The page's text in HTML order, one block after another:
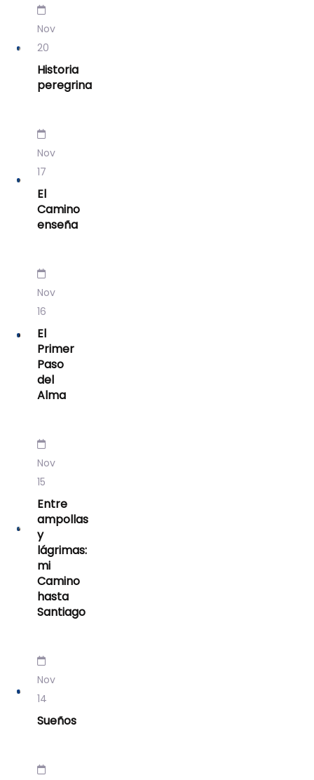
Nov
20
Historia
peregrina
Nov
17
El
Camino
enseña
Nov
16
El
Primer
Paso
del
Alma
Nov
15
Entre
ampollas
y
lágrimas:
mi
Camino
hasta
Santiago
Nov
14
Sueños